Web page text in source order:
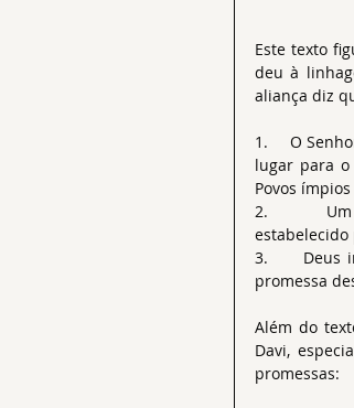
Este texto
deu à
aliança diz
1.     O
lugar para o
Povos
2.      Um
estabelecido
3.      Deus
promessa
Além do
Davi,
promessas: